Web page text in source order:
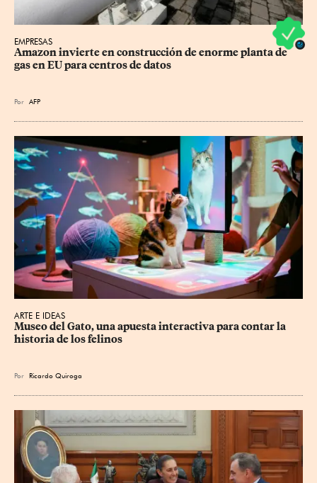
EMPRESAS
Amazon invierte en construcción de enorme planta de
gas en EU para centros de datos
Por AFP
ARTE E IDEAS
Museo del Gato, una apuesta interactiva para contar la
historia de los felinos
Por Ricardo Quiroga